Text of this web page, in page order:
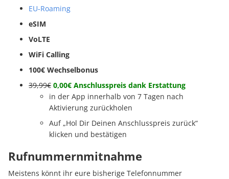
EU-Roaming
eSIM
VoLTE
WiFi Calling
100€ Wechselbonus
39,99€ 0,00€ Anschlusspreis dank Erstattung
in der App innerhalb von 7 Tagen nach
Aktivierung zurückholen
Auf „Hol Dir Deinen Anschlusspreis zurück“
klicken und bestätigen
Rufnummernmitnahme
Meistens könnt ihr eure bisherige Telefonnummer